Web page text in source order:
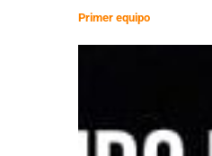
Primer equipo